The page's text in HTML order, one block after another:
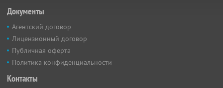
Документы
Агентский договор
Лицензионный договор
Публичная оферта
Политика конфиденциальности
Контакты